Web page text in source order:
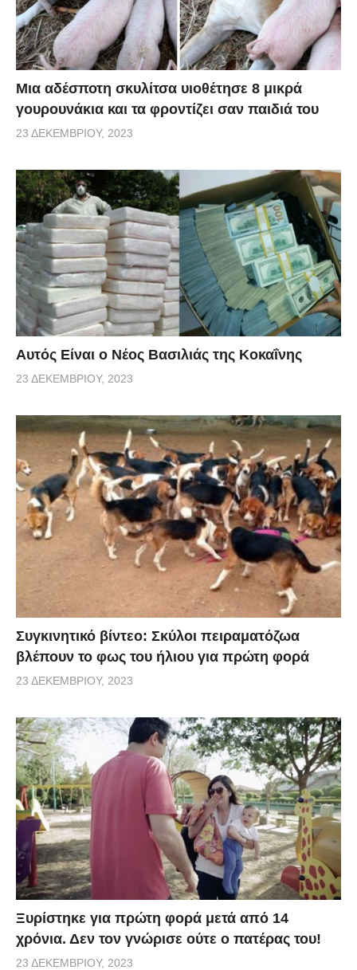
Μια αδέσποτη σκυλίτσα υιοθέτησε 8 μικρά
γουρουνάκια και τα φροντίζει σαν παιδιά του
23 ΔΕΚΕΜΒΡΊΟΥ, 2023
Αυτός Είναι ο Νέος Βασιλιάς της Κοκαΐνης
23 ΔΕΚΕΜΒΡΊΟΥ, 2023
Συγκινητικό βίντεο: Σκύλοι πειραματόζωα
βλέπουν το φως του ήλιου για πρώτη φορά
23 ΔΕΚΕΜΒΡΊΟΥ, 2023
Ξυρίστηκε για πρώτη φορά μετά από 14
χρόνια. Δεν τον γνώρισε ούτε ο πατέρας του!
23 ΔΕΚΕΜΒΡΊΟΥ, 2023